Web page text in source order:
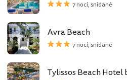
7 nocí, snídaně
Avra Beach
7 nocí, snídaně
Tylissos Beach Hotel